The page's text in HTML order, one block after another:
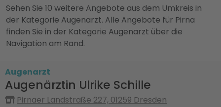
Sehen Sie 10 weitere Angebote aus dem Umkreis in
der Kategorie Augenarzt. Alle Angebote für Pirna
finden Sie in der Kategorie Augenarzt über die
Navigation am Rand.
Augenarzt
Augenärztin Ulrike Schille
Pirnaer Landstraße 227, 01259 Dresden